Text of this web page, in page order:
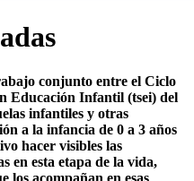
conjunto entre el Ciclo
Educación Infantil (tsei) del
infantiles y otras
a la infancia de 0 a 3 años
hacer visibles las
en esta etapa de la vida,
los acompañan en esas